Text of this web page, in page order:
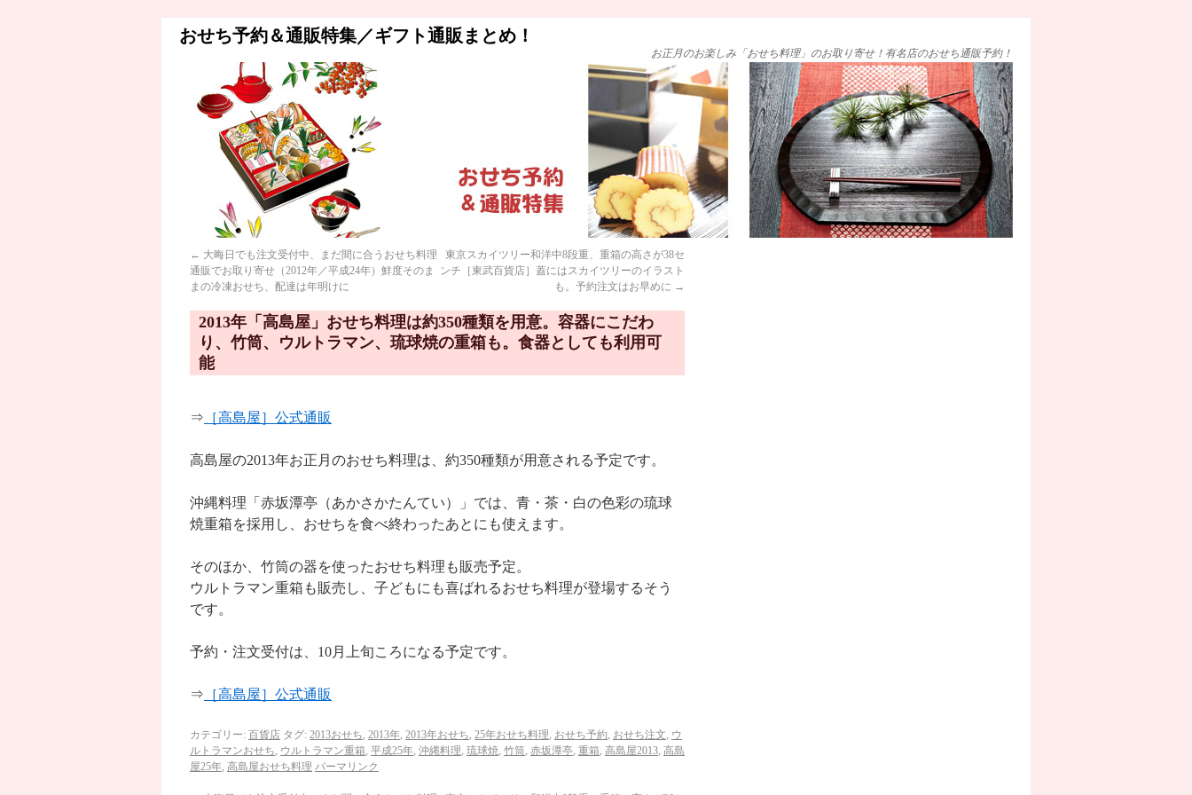
おせち予約＆通販特集／ギフト通販まとめ！
お正月のお楽しみ「おせち料理」のお取り寄せ！有名店のおせち通販予約！
← 大晦日でも注文受付中、まだ間に合うおせち料理
通販でお取り寄せ（2012年／平成24年）鮮度そのま
まの冷凍おせち、配達は年明けに
東京スカイツリー和洋中8段重、重箱の高さが38セ
ンチ［東武百貨店］蓋にはスカイツリーのイラスト
も。予約注文はお早めに →
2013年「高島屋」おせち料理は約350種類を用意。容器にこだわ
り、竹筒、ウルトラマン、琉球焼の重箱も。食器としても利用可
能
⇒ ［高島屋］公式通販
高島屋の2013年お正月のおせち料理は、約350種類が用意される予定です。
沖縄料理「赤坂潭亭（あかさかたんてい）」では、青・茶・白の色彩の琉球
焼重箱を採用し、おせちを食べ終わったあとにも使えます。
そのほか、竹筒の器を使ったおせち料理も販売予定。
ウルトラマン重箱も販売し、子どもにも喜ばれるおせち料理が登場するそう
です。
予約・注文受付は、10月上旬ころになる予定です。
⇒ ［高島屋］公式通販
カテゴリー: 百貨店 タグ: 2013おせち, 2013年, 2013年おせち, 25年おせち料理, おせち予約, おせち注文, ウ
ルトラマンおせち, ウルトラマン重箱, 平成25年, 沖縄料理, 琉球焼, 竹筒, 赤坂潭亭, 重箱, 高島屋2013, 高島
屋25年, 高島屋おせち料理 パーマリンク